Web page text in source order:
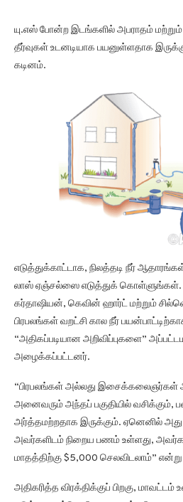
யு.எஸ் போன்ற இடங்களில் அபராதம்
தீர்வுகள் உடனடியாக பயனுள்ளதாக
கடினம்.
எடுத்துக்காட்டாக, நிலத்தடி நீர்
லாஸ் ஏஞ்சல்ஸை எடுத்துக்
கர்தாஷியன், கெவின் ஹார்ட் மற்றும்
பிரபலங்கள் வறட்சி கால நீர்
“அதிகப்படியான அறிவிப்புகளை”
அழைக்கப்பட்டனர்.
“பிரபலங்கள் அல்லது இசைக்கலைஞர்கள்
அனைவரும் அந்தப் பகுதியில்
அர்த்தமற்றதாக இருக்கும். ஏனெனில் அது
அவர்களிடம் நிறைய பணம் உள்ளது,
மாதத்திற்கு $5,000 செலவிடலாம்”
அதிகரித்த விரக்திக்குப் பிறகு,